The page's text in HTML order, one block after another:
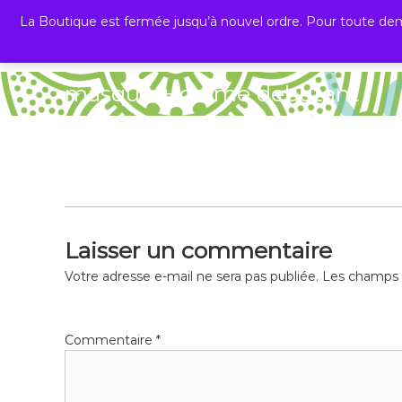
La Boutique est fermée jusqu’à nouvel ordre. Pour toute
PLANT B
masque + creme debutant
Laisser un commentaire
Votre adresse e-mail ne sera pas publiée. Les
Commentaire *